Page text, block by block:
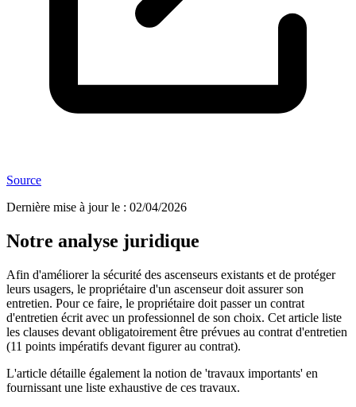
Source
Dernière mise à jour le : 02/04/2026
Notre analyse juridique
Afin d'améliorer la sécurité des ascenseurs existants et de protéger
leurs usagers, le propriétaire d'un ascenseur doit assurer son
entretien. Pour ce faire, le propriétaire doit passer un contrat
d'entretien écrit avec un professionnel de son choix. Cet article liste
les clauses devant obligatoirement être prévues au contrat d'entretien
(11 points impératifs devant figurer au contrat).
L'article détaille également la notion de 'travaux importants' en
fournissant une liste exhaustive de ces travaux.